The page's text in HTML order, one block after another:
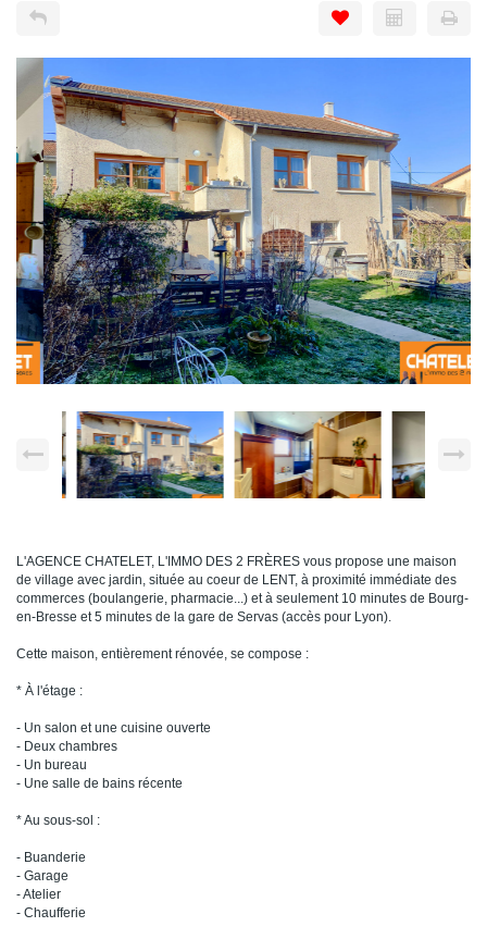
L'AGENCE CHATELET, L'IMMO DES 2 FRÈRES vous propose une maison
de village avec jardin, située au coeur de LENT, à proximité immédiate des
commerces (boulangerie, pharmacie...) et à seulement 10 minutes de Bourg-
en-Bresse et 5 minutes de la gare de Servas (accès pour Lyon).
Cette maison, entièrement rénovée, se compose :
* À l'étage :
- Un salon et une cuisine ouverte
- Deux chambres
- Un bureau
- Une salle de bains récente
* Au sous-sol :
- Buanderie
- Garage
- Atelier
- Chaufferie